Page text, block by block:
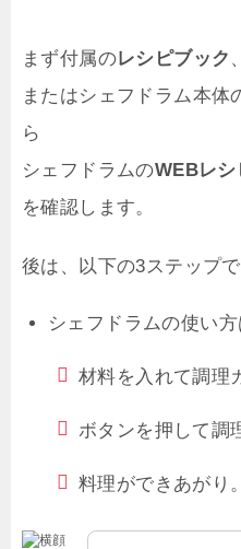
まず付属のレシピブック 、
またはシェフドラム本体
ら
シェフドラムのWEBレシ
を確認します。
後は、以下の3ステップで
シェフドラムの使い
材料を入れて調理
ボタンを押して調
料理ができあがり。